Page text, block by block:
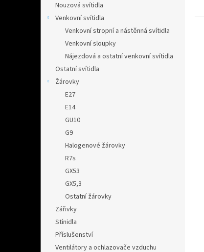
Nouzová svítidla
Venkovní svítidla
Venkovní stropní a nástěnná svítidla
Venkovní sloupky
Nájezdová a ostatní venkovní svítidla
Ostatní svítidla
Žárovky
E27
E14
GU10
G9
Halogenové žárovky
R7s
GX53
GX5,3
Ostatní žárovky
Zářivky
Stínidla
Příslušenství
Ventilátory a ochlazovače vzduchu